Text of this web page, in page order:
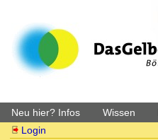
Neu hier? Infos Wissen
Login